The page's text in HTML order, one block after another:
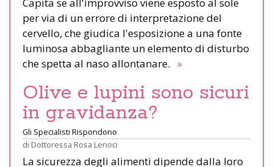
per via di un errore di interpretazione del
cervello, che giudica l'esposizione a una fonte
luminosa abbagliante un elemento di disturbo
che spetta al naso allontanare. »
Olive e lupini sono sicuri
in gravidanza?
Gli Specialisti Rispondono
di Dottoressa Rosa Lenoci
La sicurezza degli alimenti dipende dalla loro